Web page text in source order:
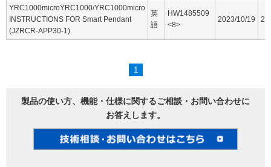
YRC1000microYRC1000/YRC1000micro
INSTRUCTIONS FOR Smart Pendant
(JZRCR-APP30-1)
英
語
HW1485509
<8>
2023/10/19
1
製品の使い方、機能・仕様に関するご相談・お問い合わせに
お答えします。